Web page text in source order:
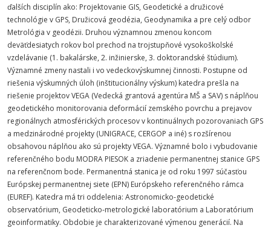
ďalších disciplín ako: Projektovanie GIS, Geodetické a družicové
technológie v GPS, Družicová geodézia, Geodynamika a pre celý odbor
Metrológia v geodézii. Druhou významnou zmenou koncom
deväťdesiatych rokov bol prechod na trojstupňové vysokoškolské
vzdelávanie (1. bakalárske, 2. inžinierske, 3. doktorandské štúdium).
Významné zmeny nastali i vo vedeckovýskumnej činnosti. Postupne od
riešenia výskumných úloh (inštitucionálny výskum) katedra prešla na
riešenie projektov VEGA (Vedecká grantová agentúra MŠ a SAV) s náplňou
geodetického monitorovania deformácií zemského povrchu a prejavov
regionálnych atmosférických procesov v kontinuálnych pozorovaniach GPS
a medzinárodné projekty (UNIGRACE, CERGOP a iné) s rozšírenou
obsahovou náplňou ako sú projekty VEGA. Významné bolo i vybudovanie
referenčného bodu MODRA PIESOK a zriadenie permanentnej stanice GPS
na referenčnom bode. Permanentná stanica je od roku 1997 súčasťou
Európskej permanentnej siete (EPN) Európskeho referenčného rámca
(EUREF). Katedra má tri oddelenia: Astronomicko-geodetické
observatórium, Geodeticko-metrologické laboratórium a Laboratórium
geoinformatiky. Obdobie je charakterizované výmenou generácií. Na